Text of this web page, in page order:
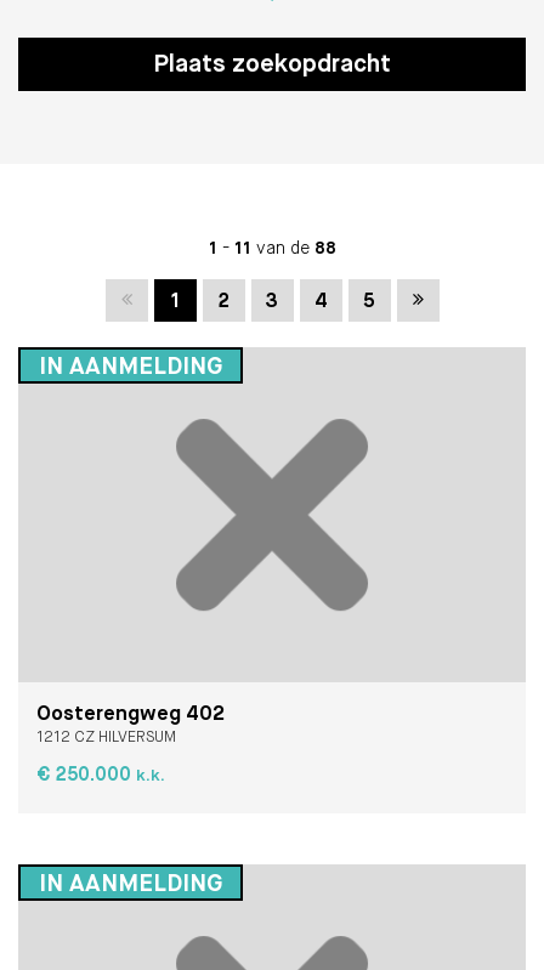
Plaats zoekopdracht
1 - 11 van de 88
Vorige
1 2 3 4 5 Volgende
IN AANMELDING
Oosterengweg 402
1212 CZ HILVERSUM
€ 250.000 k.k.
IN AANMELDING